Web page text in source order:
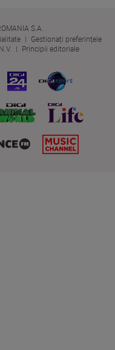
S.A.
Gestionați preferințele
Principii editoriale